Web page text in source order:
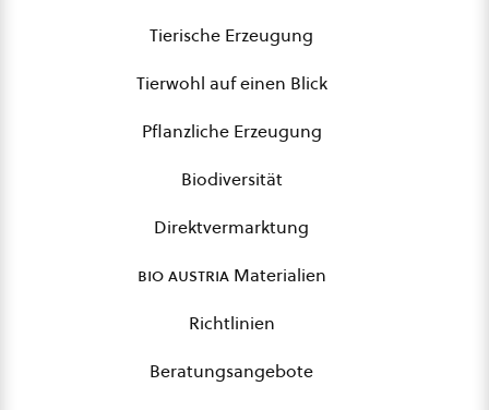
Tierische Erzeugung
Tierwohl auf einen Blick
Pflanzliche Erzeugung
Biodiversität
Direktvermarktung
bio austriaMaterialien
Richtlinien
Beratungsangebote